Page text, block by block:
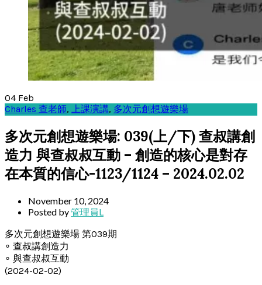
04 Feb
Charles 查老師, 上課演講, 多次元創想遊樂場
多次元創想遊樂場: 039(上/下) 查叔講創
造力 與查叔叔互動 – 創造的核心是對存
在本質的信心-1123/1124 – 2024.02.02
November 10, 2024
Posted by管理員L
多次元創想遊樂場 第039期
∘ 查叔講創造力
∘ 與查叔叔互動
(2024-02-02)